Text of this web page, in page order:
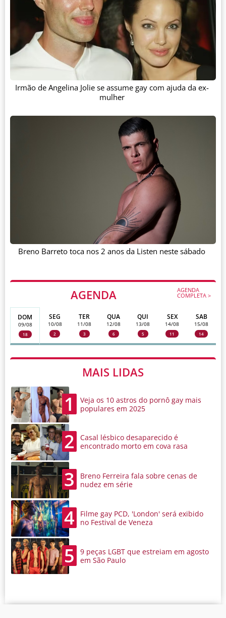
AGENDA AGENDA
COMPLETA >
DOM
09/08
18
SEG
10/08
2
TER
11/08
3
QUA
12/08
6
QUI
13/08
5
SEX
14/08
11
SAB
15/08
14
MAIS LIDAS
1
Veja os 10 astros do pornô gay mais
populares em 2025
2
Casal lésbico desaparecido é
encontrado morto em cova rasa
3
Breno Ferreira fala sobre cenas de
nudez em série
4
Filme gay PCD, 'London' será exibido
no Festival de Veneza
5
9 peças LGBT que estreiam em agosto
em São Paulo
Irmão de Angelina Jolie se assume gay com ajuda da ex-
mulher
Breno Barreto toca nos 2 anos da Listen neste sábado